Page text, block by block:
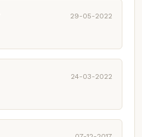
29-05-2022
24-03-2022